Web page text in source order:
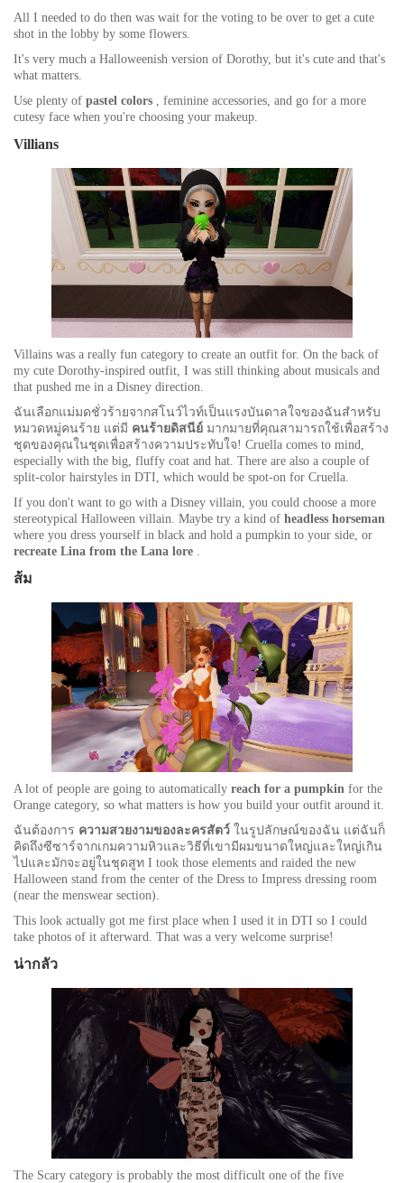
All I needed to do then was wait for the voting to be over to get a cute
shot in the lobby by some flowers.
It's very much a Halloweenish version of Dorothy, but it's cute and that's
what matters.
Use plenty of pastel colors , feminine accessories, and go for a more
cutesy face when you're choosing your makeup.
Villians
Villains was a really fun category to create an outfit for. On the back of
my cute Dorothy-inspired outfit, I was still thinking about musicals and
that pushed me in a Disney direction.
ฉันเลือกแม่มดชั่วร้ายจากสโนว์ไวท์เป็นแรงบันดาลใจของฉันสำหรับ
หมวดหมู่คนร้าย แต่มี คนร้ายดิสนีย์ มากมายที่คุณสามารถใช้เพื่อสร้าง
ชุดของคุณในชุดเพื่อสร้างความประทับใจ! Cruella comes to mind,
especially with the big, fluffy coat and hat. There are also a couple of
split-color hairstyles in DTI, which would be spot-on for Cruella.
If you don't want to go with a Disney villain, you could choose a more
stereotypical Halloween villain. Maybe try a kind of headless horseman
where you dress yourself in black and hold a pumpkin to your side, or
recreate Lina from the Lana lore .
ส้ม
A lot of people are going to automatically reach for a pumpkin for the
Orange category, so what matters is how you build your outfit around it.
ฉันต้องการ ความสวยงามของละครสัตว์ ในรูปลักษณ์ของฉัน แต่ฉันก็
คิดถึงซีซาร์จากเกมความหิวและวิธีที่เขามีผมขนาดใหญ่และใหญ่เกิน
ไปและมักจะอยู่ในชุดสูท I took those elements and raided the new
Halloween stand from the center of the Dress to Impress dressing room
(near the menswear section).
This look actually got me first place when I used it in DTI so I could
take photos of it afterward. That was a very welcome surprise!
น่ากลัว
The Scary category is probably the most difficult one of the five